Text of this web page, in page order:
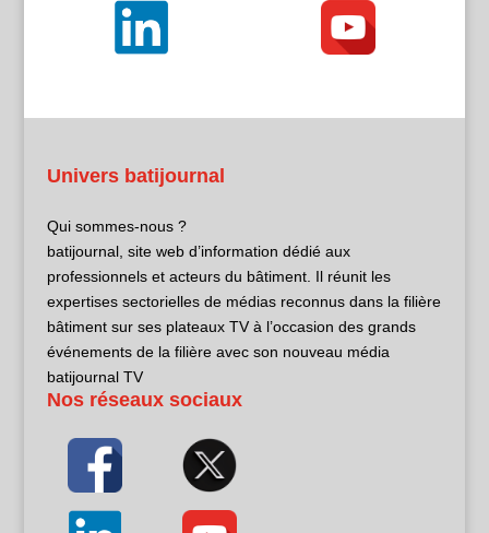
Univers batijournal
Qui sommes-nous ?
batijournal, site web d’information dédié aux
professionnels et acteurs du bâtiment. Il réunit les
expertises sectorielles de médias reconnus dans la filière
bâtiment sur ses plateaux TV à l’occasion des grands
événements de la filière avec son nouveau média
batijournal TV
Nos réseaux sociaux